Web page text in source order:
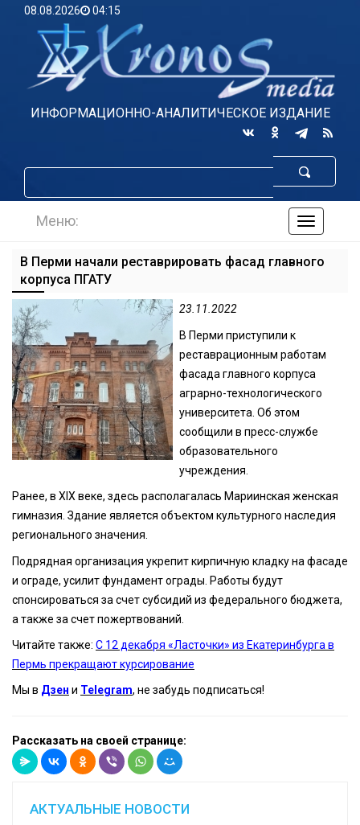
08.08.2026 04:15
ИНФОРМАЦИОННО-АНАЛИТИЧЕСКОЕ ИЗДАНИЕ
по
Меню:
В Перми начали реставрировать фасад главного
корпуса ПГАТУ
23.11.2022
В Перми приступили к
реставрационным работам
фасада главного корпуса
аграрно-технологического
университета. Об этом
сообщили в пресс-службе
образовательного
учреждения.
Ранее, в XIX веке, здесь располагалась Мариинская женская
гимназия. Здание является объектом культурного наследия
регионального значения.
Подрядная организация укрепит кирпичную кладку на фасаде
и ограде, усилит фундамент ограды. Работы будут
спонсироваться за счет субсидий из федерального бюджета,
а также за счет пожертвований.
Читайте также: С 12 декабря «Ласточки» из Екатеринбурга в
Пермь прекращают курсирование
Мы в Дзен и Telegram, не забудь подписаться!
Рассказать на своей странице:
АКТУАЛЬНЫЕ НОВОСТИ